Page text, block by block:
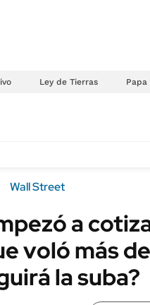
Ley de Tierras Papa
Sustentabilidad
Seguros
POLÍTICA
Wall Street
a
voló más
la suba?